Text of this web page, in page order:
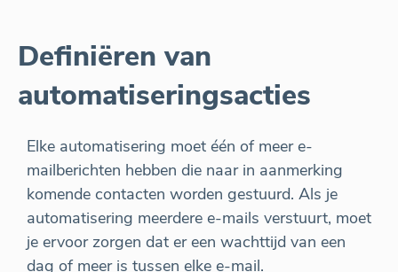
Definiëren van
automatiseringsacties
Elke automatisering moet één of meer e-
mailberichten hebben die naar in aanmerking
komende contacten worden gestuurd. Als je
automatisering meerdere e-mails verstuurt, moet
je ervoor zorgen dat er een wachttijd van een
dag of meer is tussen elke e-mail.